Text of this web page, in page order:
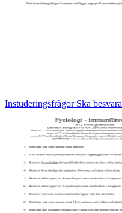
Instuderingsfrågor Ska